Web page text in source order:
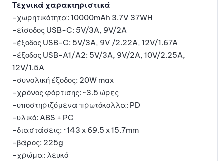
Τεχνικά χαρακτηριστικά
-χωρητικότητα: 10000mAh 3.7V 37WH
-είσοδος USB-C: 5V/3A, 9V/2A
-έξοδος USB-C: 5V/3A, 9V /2.22A, 12V/1.67A
-έξοδος USB-A1/A2: 5V/3A, 9V/2A, 10V/2.25A,
12V/1.5A
-συνολική έξοδος: 20W max
-χρόνος φόρτισης: ~3.5 ώρες
-υποστηριζόμενα πρωτόκολλα: PD
-υλικό: ABS + PC
-διαστάσεις: ~143 x 69.5 x 15.7mm
-βάρος: 225g
-χρώμα: λευκό